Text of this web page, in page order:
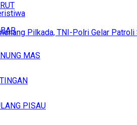
MAS
PISAU